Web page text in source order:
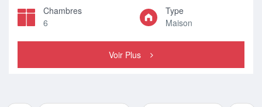
Chambres
6
Type
Maison
Voir Plus